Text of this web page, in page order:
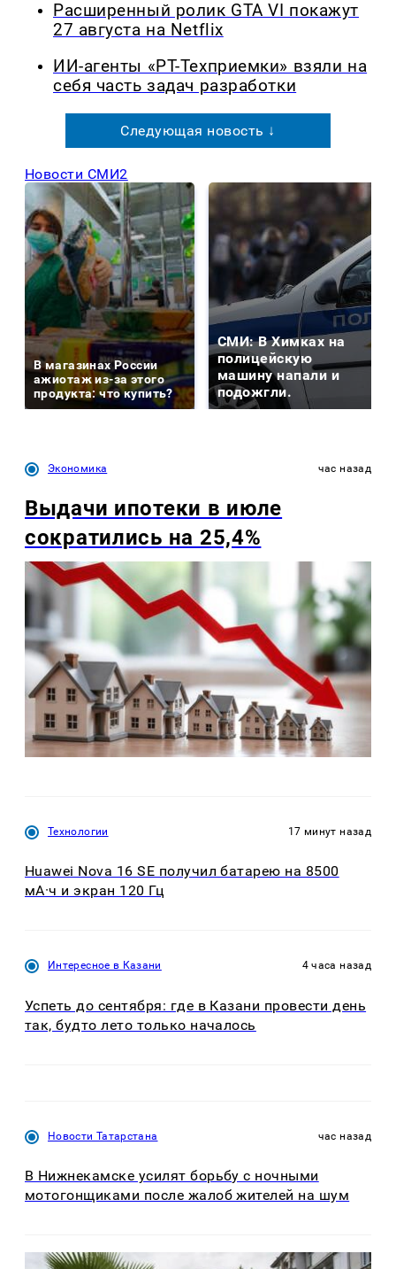
Расширенный ролик GTA VI покажут
27 августа на Netflix
ИИ-агенты «РТ-Техприемки» взяли на
себя часть задач разработки
Следующая новость ↓
Новости СМИ2
В магазинах России
ажиотаж из-за этого
продукта: что купить?
СМИ: В Химках на
полицейскую
машину напали и
подожгли.
Экономика час назад
Выдачи ипотеки в июле
сократились на 25,4%
Технологии 17 минут назад
Huawei Nova 16 SE получил батарею на 8500
мА·ч и экран 120 Гц
Интересное в Казани 4 часа назад
Успеть до сентября: где в Казани провести день
так, будто лето только началось
Новости Татарстана час назад
В Нижнекамске усилят борьбу с ночными
мотогонщиками после жалоб жителей на шум